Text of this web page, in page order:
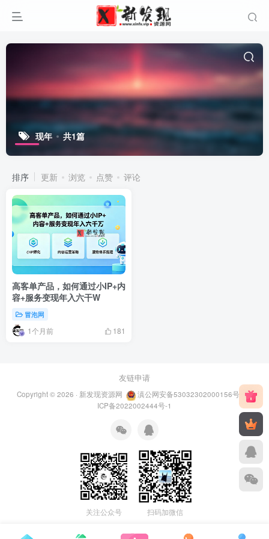
现年 共1篇
排序 更新 浏览 点赞 评论
高客单产品，如何通过小IP+内
容+服务变现年入六干W
冒泡网
1个月前 181
友链申请
Copyright © 2026 · 新发现资源网 滇公网安备53032302000156号
滇
ICP备2022002444号-1
关注公众号 扫码加微信